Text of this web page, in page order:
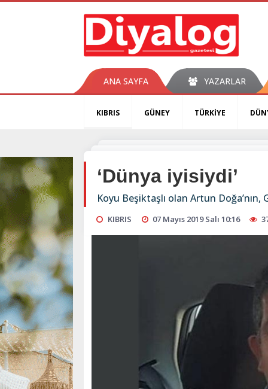
ANA SAYFA YAZARLAR
KIBRIS GÜNEY TÜRKİYE
‘Dünya iyisiydi’
Koyu Beşiktaşlı olan Artun
KIBRIS 07 Mayıs 2019 Salı 10:16